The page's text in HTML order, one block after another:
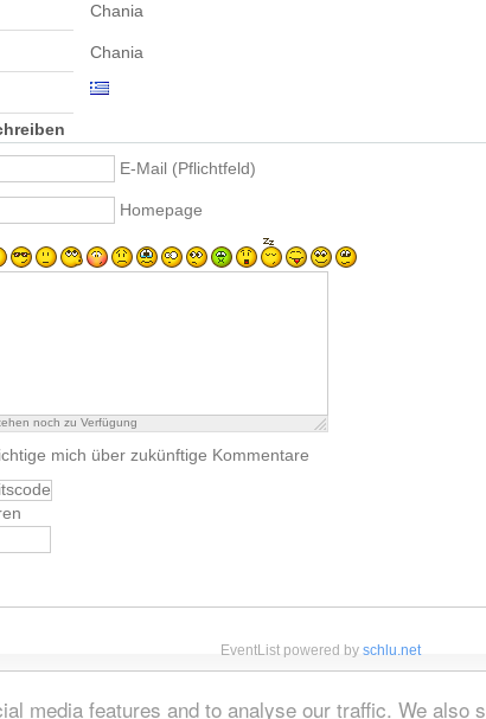
media features and to analyse our traffic. We also
Chania
Chania
E-Mail (Pflichtfeld)
Homepage
noch zu Verfügung
mich über zukünftige Kommentare
EventList powered by schlu.net